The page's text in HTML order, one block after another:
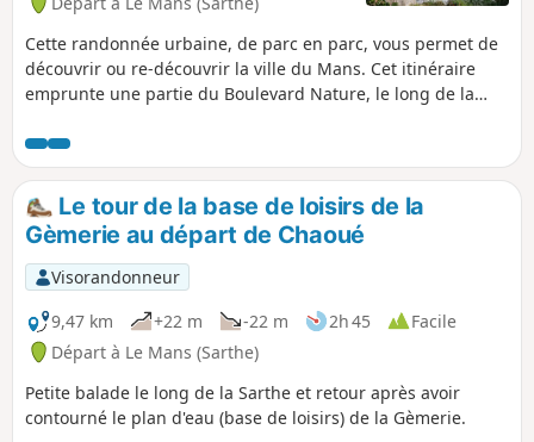
Cette randonnée urbaine, de parc en parc, vous permet de
découvrir ou re-découvrir la ville du Mans. Cet itinéraire
emprunte une partie du Boulevard Nature, le long de la
l'Épine ainsi que le parc Martin Luther-King avec son cèdre
du Liban.
Le tour de la base de loisirs de la
Gèmerie au départ de Chaoué
Visorandonneur
9,47 km
+22 m -22 m 2h 45
Facile
Départ à Le Mans (Sarthe)
Petite balade le long de la Sarthe et retour après avoir
contourné le plan d'eau (base de loisirs) de la Gèmerie.